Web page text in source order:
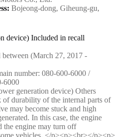
: Bojeong-dong, Giheung-gu,
device) Included in recall
between (March 27, 2017 -
number: 080-600-6000 /
6000
generation device) Others
of durability of the internal parts of
may become stuck and high
In this case, the engine
the engine may turn off
vehicles. </p><p><br></p><p>